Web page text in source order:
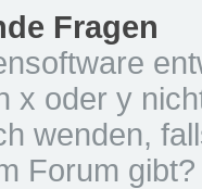
Fragen
x oder y
wenden,
Forum gibt?